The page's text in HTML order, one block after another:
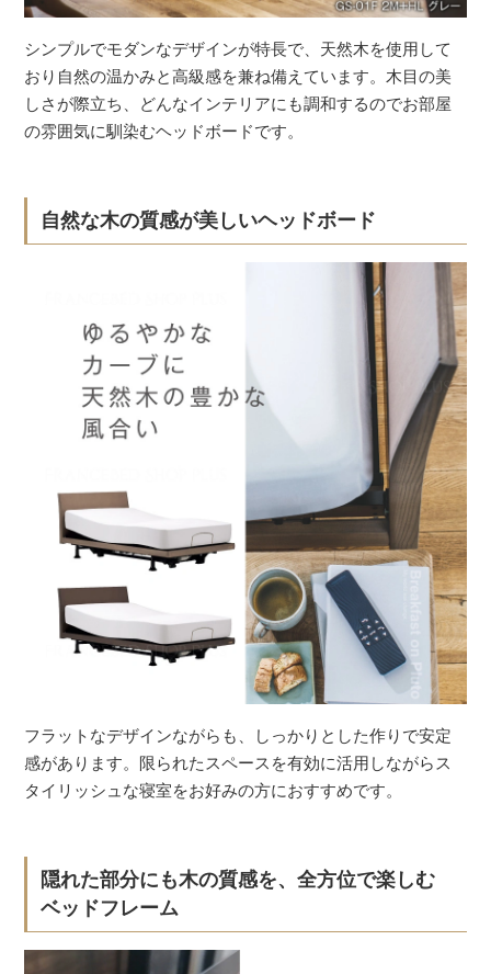
シンプルでモダンなデザインが特長で、天然木を使用して
おり自然の温かみと高級感を兼ね備えています。木目の美
しさが際立ち、どんなインテリアにも調和するのでお部屋
の雰囲気に馴染むヘッドボードです。
自然な木の質感が美しいヘッドボード
フラットなデザインながらも、しっかりとした作りで安定
感があります。限られたスペースを有効に活用しながらス
タイリッシュな寝室をお好みの方におすすめです。
隠れた部分にも木の質感を、全方位で楽しむ
ベッドフレーム